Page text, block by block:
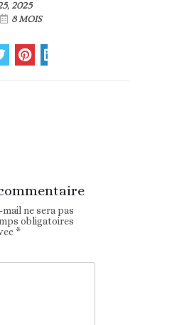
2025
8 MOIS
ne sera pas
obligatoires
*